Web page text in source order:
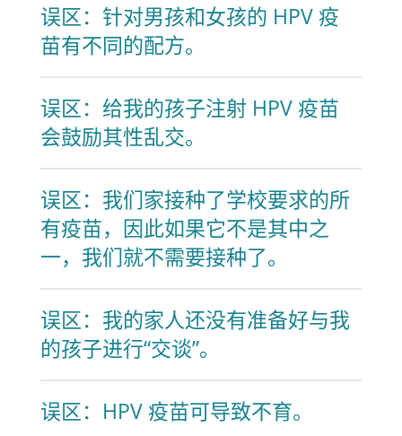
误区：针对男孩和女孩的 HPV 疫
苗有不同的配方。
误区：给我的孩子注射 HPV 疫苗
会鼓励其性乱交。
误区：我们家接种了学校要求的所
有疫苗，因此如果它不是其中之
一，我们就不需要接种了。
误区：我的家人还没有准备好与我
的孩子进行“交谈”。
误区：HPV 疫苗可导致不育。